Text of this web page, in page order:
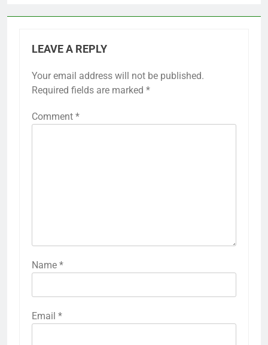
LEAVE A REPLY
Your email address will not be published.
Required fields are marked *
Comment *
Name *
Email *